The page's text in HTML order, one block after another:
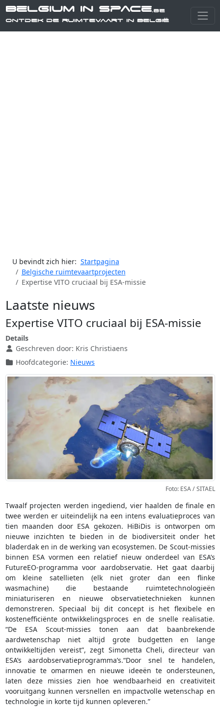
Belgium in Space.be
Ontdek de ruimtevaart in België
U bevindt zich hier: Startpagina
Belgische ruimtevaartprojecten
Expertise VITO cruciaal bij ESA-missie
Laatste nieuws
Expertise VITO cruciaal bij ESA-missie
Details
Geschreven door: Kris Christiaens
Hoofdcategorie: Nieuws
Foto: ESA / SITAEL
Twaalf projecten werden ingediend, vier haalden de finale en
twee werden er uiteindelijk na een intens evaluatieproces van
tien maanden door ESA gekozen. HiBiDis is ontworpen om
nieuwe inzichten te bieden in de biodiversiteit onder het
bladerdak en in de werking van ecosystemen. De Scout-missies
binnen ESA vormen een relatief nieuw onderdeel van ESA’s
FutureEO-programma voor aardobservatie. Het gaat daarbij
om kleine satellieten (elk niet groter dan een flinke
wasmachine) die bestaande ruimtetechnologieën
miniaturiseren en nieuwe observatietechnieken kunnen
demonstreren. Speciaal bij dit concept is het flexibele en
kostenefficiënte ontwikkelingsproces en de snelle realisatie.
“De ESA Scout-missies tonen aan dat baanbrekende
aardwetenschap niet altijd grote budgetten en lange
ontwikkeltijden vereist”, zegt Simonetta Cheli, directeur van
ESA’s aardobservatieprogramma’s.“Door snel te handelen,
innovatie te omarmen en nieuwe ideeën te ondersteunen,
laten deze missies zien hoe wendbaarheid en creativiteit
vooruitgang kunnen versnellen en impactvolle wetenschap en
technologie in korte tijd kunnen opleveren.”